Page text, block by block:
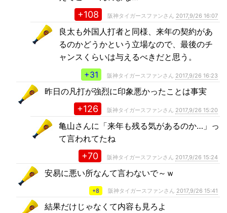
+108 阪神タイガースファンさん 2017,9/26 16:07
良太も外国人打者と同様、来年の契約があ
るのかどうかという立場なので、最後のチ
ャンスくらいは与えるべきだと思う。
+31
阪神タイガースファンさん 2017,9/26 16:23
昨日の凡打が強烈に印象悪かったことは事実
+126 阪神タイガースファンさん 2017,9/26 15:20
亀山さんに「来年も残る気があるのか…」っ
て言われてたね
+70 阪神タイガースファンさん 2017,9/26 15:24
安易に悪い所なんて言わないで～ｗ
+8 阪神タイガースファンさん 2017,9/26 15:41
結果だけじゃなくて内容も見ろよ